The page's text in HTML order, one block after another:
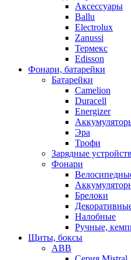
Аксессуары
Ballu
Electrolux
Zanussi
Термекс
Edisson
Фонари, батарейки
Батарейки
Camelion
Duracell
Energizer
Эра
Трофи
Зарядные
Фонари
Брелоки
Налобные
Ручные,
Щиты, боксы
ABB